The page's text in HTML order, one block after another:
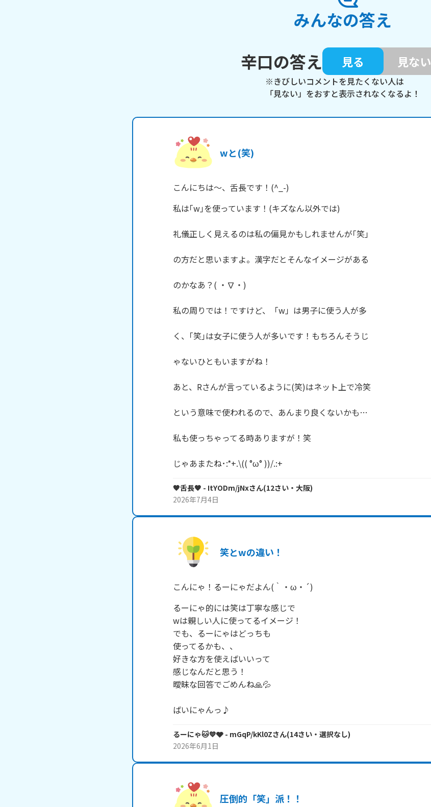
みんなの答え
辛口の答え
見る 見ない
※きびしいコメントを見たくない人は
「見ない」をおすと表示されなくなるよ！
wと(笑)
こんにちは～、舌長です！(^_-)
私は｢w｣を使っています！(キズなん以外では)
礼儀正しく見えるのは私の偏見かもしれませんが｢笑｣
の方だと思いますよ。漢字だとそんなイメージがある
のかなあ？( ・∇・)
私の周りでは！ですけど、「w」は男子に使う人が多
く、｢笑｣は女子に使う人が多いです！もちろんそうじ
ゃないひともいますがね！
あと、Rさんが言っているように(笑)はネット上で冷笑
という意味で使われるので、あんまり良くないかも…
私も使っちゃってる時ありますが！笑
じゃあまたね･:*+.\(( °ω° ))/.:+
🧡舌長🧡 - ItYODm/jNxさん(12さい・ 大阪)
2026年7月4日
笑とwの違い！
こんにゃ！るーにゃだよん(｀・ω・´)
るーにゃ的には笑は丁寧な感じで
wは親しい人に使ってるイメージ！
でも、るーにゃはどっちも
使ってるかも、、
好きな方を使えばいいって
感じなんだと思う！
曖昧な回答でごめんね🙏💦
ばいにゃんっ♪
るーにゃ🐱💙🩶 - mGqP/kKl0Zさん(14さい・ 選択なし)
2026年6月1日
圧倒的「笑」派！！